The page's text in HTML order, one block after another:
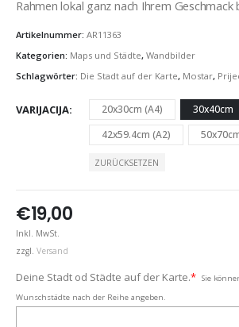
Rahmen lokal ganz nach Ihrem Geschmack
Artikelnummer: AR11363
Kategorien: Maps und Städte, Wandbilder
Schlagwörter: Die Stadt auf der Karte, Mostar,
VARIJACIJA 20x30cm (A4) 30x40cm
42x59.4cm (A2)
ZURÜCKSETZEN
€19,00
Inkl. MwSt.
zzgl. Versand
Deine Stadt od Städte auf der Karte.* Sie
Wunschstädte nach der Reihe angeben.